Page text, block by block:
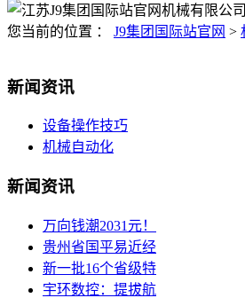
您当前的位置 ： J9集团国际站官网 >
新闻资讯
设备操作技巧
机械自动化
新闻资讯
万向钱潮2031元！
贵州省国平易近经
新一批16个省级特
宇环数控：提拔航